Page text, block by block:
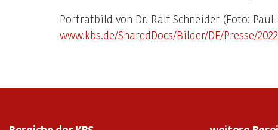
Porträtbild von Dr. Ralf Schneider (Foto:
www.kbs.de/SharedDocs/Bilder/DE/Presse/